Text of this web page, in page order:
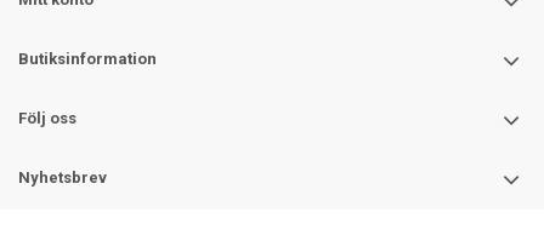
Butiksinformation
Följ oss
Nyhetsbrev